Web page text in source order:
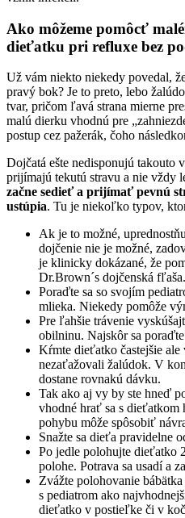
Ako môžeme pomôcť
dieťatku pri refluxe bez
Už vám niekto niekedy povedal,
pravý bok? Je to preto, lebo
tvar, pričom ľavá strana mierne
malú dierku vhodnú pre
postup cez pažerák, čoho
Dojčatá ešte nedisponujú takouto
prijímajú tekutú stravu a nie vždy
začne sedieť a prijímať pevnú
ustúpia. Tu je niekoľko typov,
Ak je to možné,
dojčenie nie je možné,
je klinicky dokázané, že
Dr.Brown´s dojčenská fľaša.
Poraďte sa so svojím
mlieka. Niekedy pomôže
Pre ľahšie trávenie
obilninu. Najskôr sa
Kŕmte dieťatko častejšie ale
nezaťažovali žalúdok. V
dostane rovnakú dávku.
Tak ako aj vy by ste hneď
vhodné hrať sa s
pohybu môže spôsobiť
Snažte sa dieťa pravidelne
Po jedle polohujte dieťatko
polohe. Potrava sa usadí a
Zvážte polohovanie
s pediatrom ako
dieťatko v postieľke či v